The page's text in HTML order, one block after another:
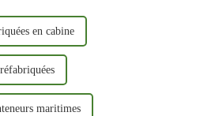
en cabine
maritimes